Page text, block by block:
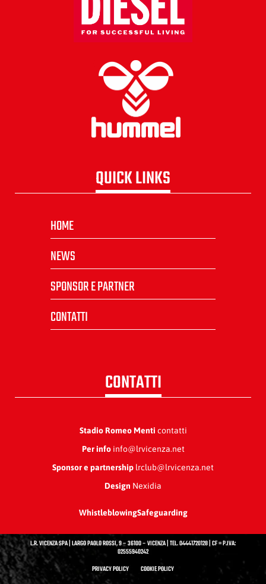
QUICK LINKS
HOME
NEWS
SPONSOR E PARTNER
CONTATTI
CONTATTI
Stadio Romeo Menti contatti
Per infoinfo@lrvicenza.net
Sponsor e partnership lrclub@lrvicenza.net
Design Nexidia
WhistleblowingSafeguarding
L.R. VICENZA SPA | LARGO PAOLO ROSSI, 9 – 36100 – VICENZA | TEL. 04441720128 | CF = P.IVA:
02555940242
PRIVACY POLICY
COOKIE POLICY